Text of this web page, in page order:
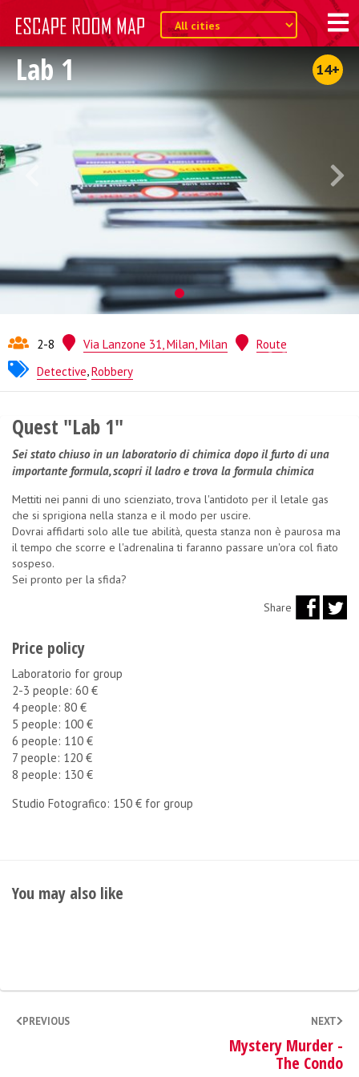
Lab 1 14+
2-8 Via Lanzone 31, Milan, Milan
Route
Detective,Robbery
Quest from
Quest "Lab 1"
Sei stato chiuso in un laboratorio di chimica dopo il furto di una
importante formula, scopri il ladro e trova la formula chimica
Mettiti nei panni di uno scienziato, trova l'antidoto per il letale gas
che si sprigiona nella stanza e il modo per uscire.
Dovrai affidarti solo alle tue abilità, questa stanza non è paurosa ma
il tempo che scorre e l'adrenalina ti faranno passare un'ora col fiato
sospeso.
Sei pronto per la sfida?
Share
Price policy
Laboratorio for group
2-3 people: 60 €
4 people: 80 €
5 people: 100 €
6 people: 110 €
7 people: 120 €
8 people: 130 €
Studio Fotografico: 150 € for group
You may also like
PREVIOUS NEXT
Mystery Murder -
The Condo